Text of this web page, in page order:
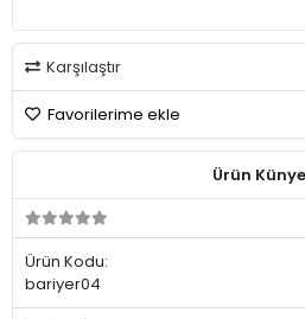
Karşılaştır
Favorilerime ekle
Ürün
Ürün Kodu:
bariyer04